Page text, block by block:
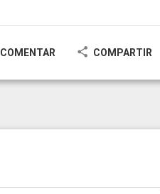
COMENTAR COMPARTIR